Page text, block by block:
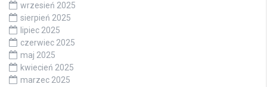
wrzesień 2025
sierpień 2025
lipiec 2025
czerwiec 2025
maj 2025
kwiecień 2025
marzec 2025